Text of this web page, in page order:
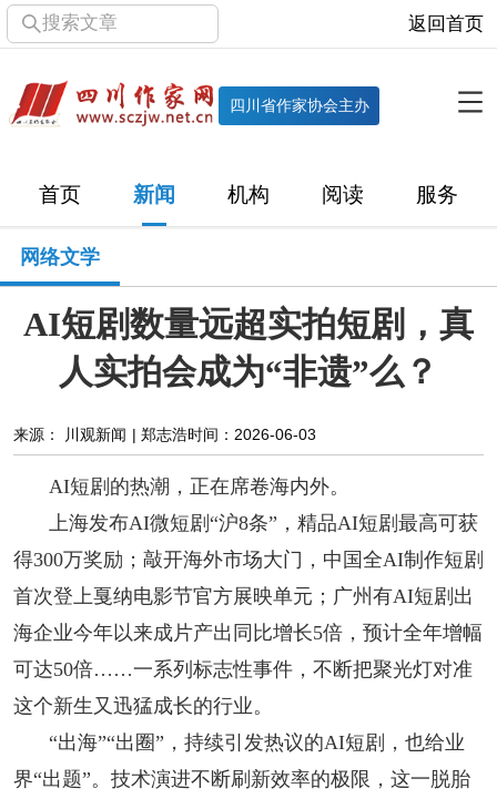
搜索文章 返回首页
四川省作家协会主办
首页 新闻 机构 阅读 服务
机构
直属单位 团体会员 主管社团 专门委员会
历届主席团
新闻
时政 文学动态 作协工作 市州作协
十百千 网络文学 万千百十
小说 散文 诗歌 文学评论
校园文学 其他阅读 文学访谈 作家新作
新书快讯
服务
网络文学
AI短剧数量远超实拍短剧，真
人实拍会成为“非遗”么？
来源： 川观新闻 | 郑志浩时间：2026-06-03
AI短剧的热潮，正在席卷海内外。
上海发布AI微短剧“沪8条”，精品AI短剧最高可获
得300万奖励；敲开海外市场大门，中国全AI制作短剧
首次登上戛纳电影节官方展映单元；广州有AI短剧出
海企业今年以来成片产出同比增长5倍，预计全年增幅
可达50倍……一系列标志性事件，不断把聚光灯对准
这个新生又迅猛成长的行业。
“出海”“出圈”，持续引发热议的AI短剧，也给业
界“出题”。技术演进不断刷新效率的极限，这一脱胎